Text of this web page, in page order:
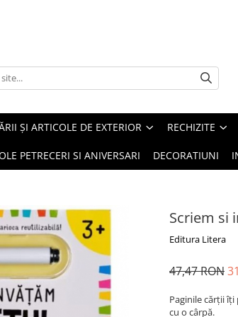
ȘI ARTICOLE DE EXTERIOR RECHIZITE
PETRECERI SI ANIVERSARI DECORATIUNI
Scriem si
Editura Litera
47,47 RON
Paginile cărții îți
cu o cârpă.